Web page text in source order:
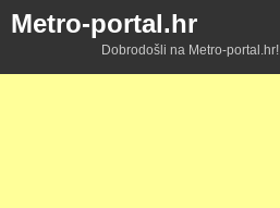
Metro-portal.hr
Dobrodošli na Metro-portal.hr!